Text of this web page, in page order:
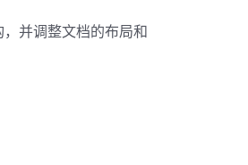
并调整文档的布局和